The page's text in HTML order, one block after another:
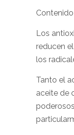
Los
reducen
los
Tanto el
aceite de